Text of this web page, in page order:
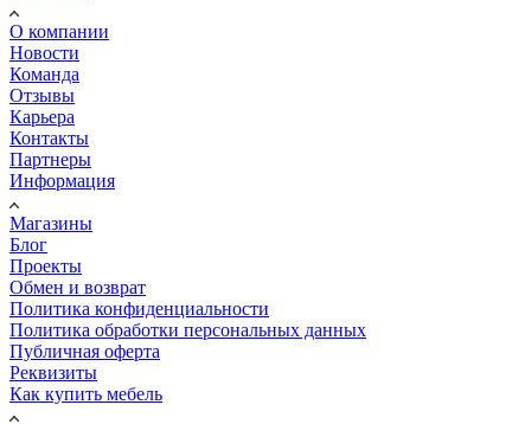
О компании
Новости
Команда
Отзывы
Карьера
Контакты
Партнеры
Информация
Магазины
Блог
Проекты
Обмен и возврат
Политика конфиденциальности
Политика обработки персональных данных
Публичная оферта
Реквизиты
Как купить мебель